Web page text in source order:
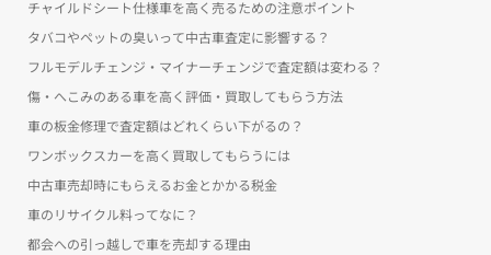
チャイルドシート仕様車を高く売るための注意ポイント
タバコやペットの臭いって中古車査定に影響する？
フルモデルチェンジ・マイナーチェンジで査定額は変わる？
傷・へこみのある車を高く評価・買取してもらう方法
車の板金修理で査定額はどれくらい下がるの？
ワンボックスカーを高く買取してもらうには
中古車売却時にもらえるお金とかかる税金
車のリサイクル料ってなに？
都会への引っ越しで車を売却する理由